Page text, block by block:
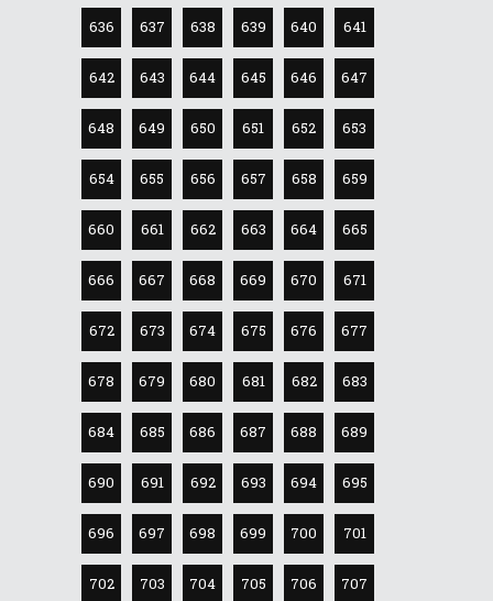
636 637 638 639 640 641
642 643 644 645 646 647
648 649 650 651 652 653
654 655 656 657 658 659
660 661 662 663 664 665
666 667 668 669 670 671
672 673 674 675 676 677
678 679 680 681 682 683
684 685 686 687 688 689
690 691 692 693 694 695
696 697 698 699 700 701
702 703 704 705 706 707